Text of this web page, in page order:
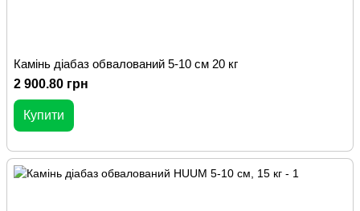
Камінь діабаз обвалований 5-10 см 20 кг
2 900.80 грн
Купити